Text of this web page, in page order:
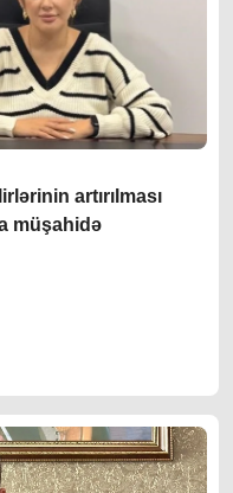
artırılması
müşahidə